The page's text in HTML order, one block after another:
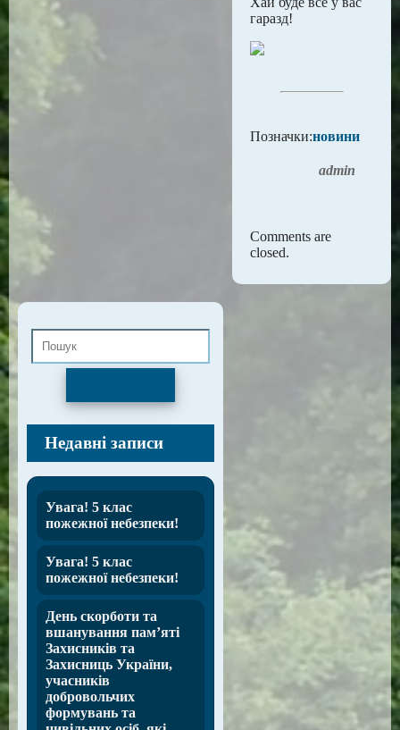
гаразд!
Позначки:новини
admin
Comments are
closed.
Недавні записи
Увага! 5 клас
пожежної небезпеки!
Увага! 5 клас
пожежної небезпеки!
День скорботи та
вшанування пам’яті
Захисників та
Захисниць України,
учасників
добровольчих
формувань та